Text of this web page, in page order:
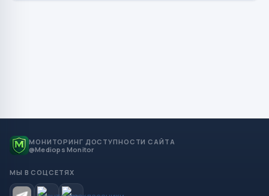
МОНИТОРИНГ ДОСТУПНОСТИ САЙТА
@Mediops Monitor
МЫ В СОЦСЕТЯХ